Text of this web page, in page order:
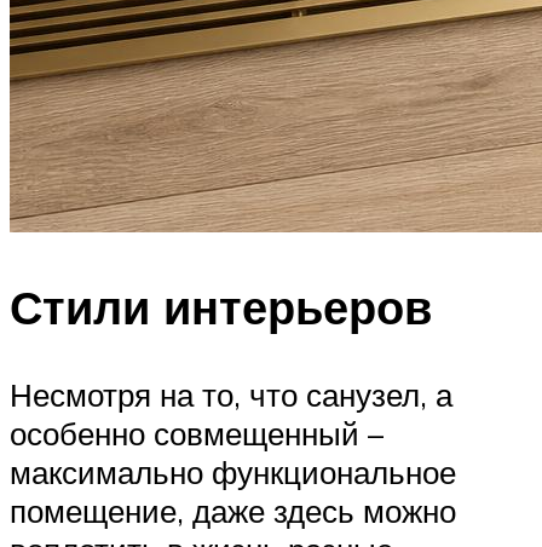
Стили интерьеров
Несмотря на то, что санузел, а
особенно совмещенный –
максимально функциональное
помещение, даже здесь можно